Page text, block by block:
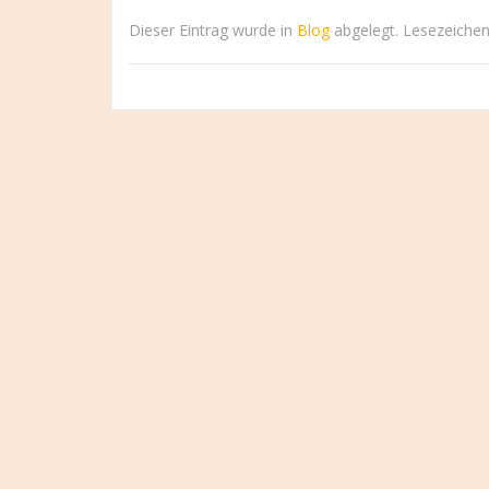
Dieser Eintrag wurde in Blogabgelegt.